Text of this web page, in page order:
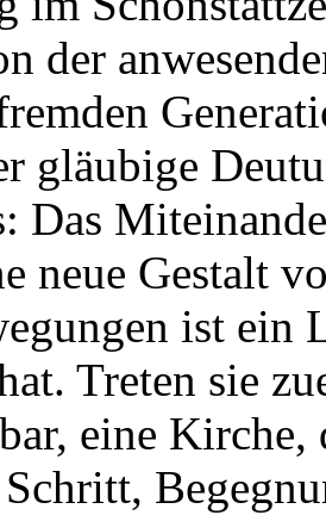
der
gläubige
Das
neue Gestalt
ist ein
Treten sie
eine